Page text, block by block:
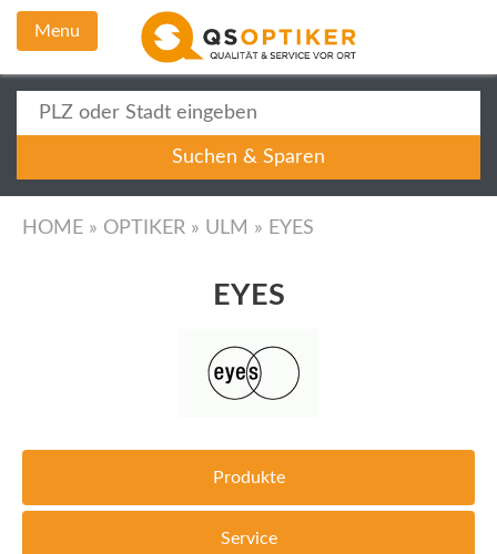
Menu
HOME » OPTIKER » ULM » EYES
EYES
Produkte
Service